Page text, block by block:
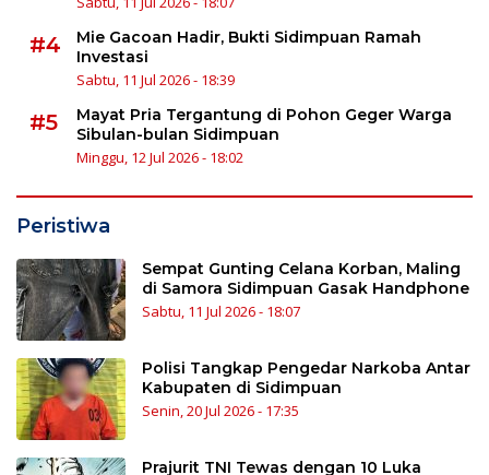
#4
Mie Gacoan Hadir, Bukti Sidimpuan Ramah
Investasi
Sabtu, 11 Jul 2026 - 18:39
#5
Mayat Pria Tergantung di Pohon Geger Warga
Sibulan-bulan Sidimpuan
Minggu, 12 Jul 2026 - 18:02
Peristiwa
Sempat Gunting Celana Korban, Maling
di Samora Sidimpuan Gasak Handphone
Sabtu, 11 Jul 2026 - 18:07
Polisi Tangkap Pengedar Narkoba Antar
Kabupaten di Sidimpuan
Senin, 20 Jul 2026 - 17:35
Prajurit TNI Tewas dengan 10 Luka